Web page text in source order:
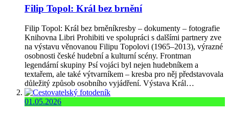
Filip Topol: Král bez brnění
Filip Topol: Král bez brněníkresby – dokumenty – fotografie
Knihovna Libri Prohibiti ve spolupráci s dalšími partnery zve
na výstavu věnovanou Filipu Topolovi (1965–2013), výrazné
osobnosti české hudební a kulturní scény. Frontman
legendární skupiny Psí vojáci byl nejen hudebníkem a
textařem, ale také výtvarníkem – kresba pro něj představovala
důležitý způsob osobního vyjádření. Výstava Král…
01.05.2026